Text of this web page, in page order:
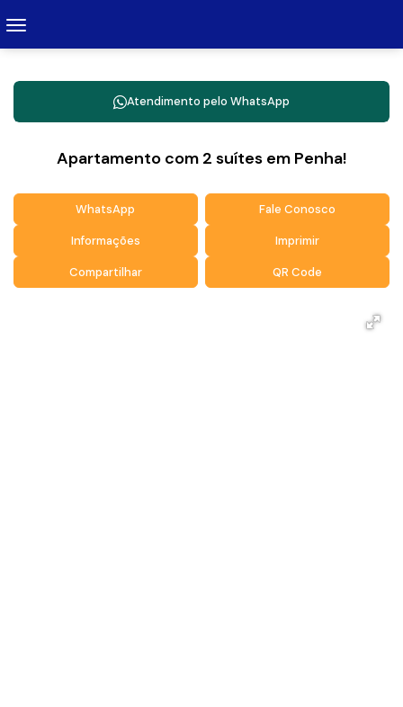
Atendimento pelo WhatsApp
Apartamento com 2 suítes em Penha!
WhatsApp Fale Conosco
Informações Imprimir
Compartilhar QR Code